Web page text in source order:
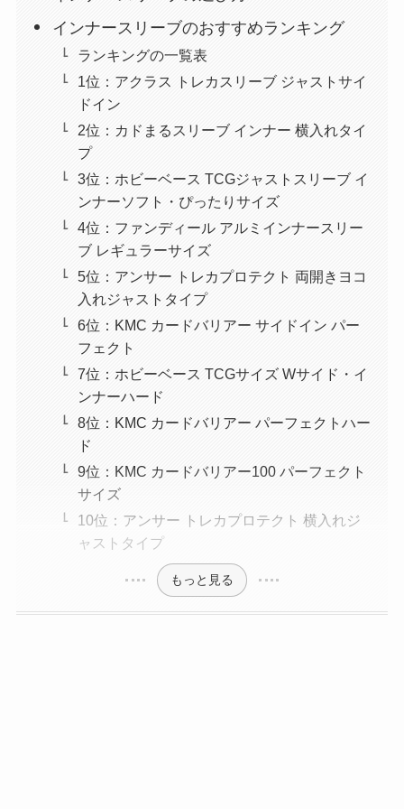
インナースリーブのおすすめランキング
ランキングの一覧表
1位：アクラス トレカスリーブ ジャストサイ
ドイン
2位：カドまるスリーブ インナー 横入れタイ
プ
3位：ホビーベース TCGジャストスリーブ イ
ンナーソフト・ぴったりサイズ
4位：ファンディール アルミインナースリー
ブ レギュラーサイズ
5位：アンサー トレカプロテクト 両開きヨコ
入れジャストタイプ
6位：KMC カードバリアー サイドイン パー
フェクト
7位：ホビーベース TCGサイズ Wサイド・イ
ンナーハード
8位：KMC カードバリアー パーフェクトハー
ド
9位：KMC カードバリアー100 パーフェクト
サイズ
10位：アンサー トレカプロテクト 横入れジ
ャストタイプ
もっと見る